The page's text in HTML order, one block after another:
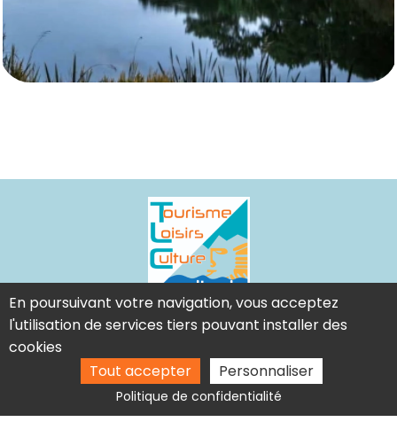
05 64 31 09 46
En poursuivant votre navigation, vous acceptez
l'utilisation de services tiers pouvant installer des
cookies
Tout accepter
Personnaliser
Politique de confidentialité